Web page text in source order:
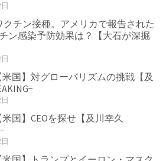
クチン接種。アメリカで報告された
ン感染予防効果は？【大石が深掘
米国】対グローバリズムの挑戦【及
米国】CEOを探せ【及川幸久